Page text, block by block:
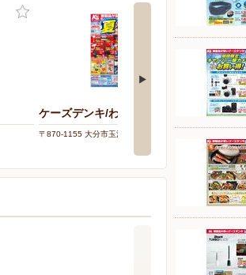
ケーズデンキ/わさだタウン店
〒870-1155 大分市玉沢755-1